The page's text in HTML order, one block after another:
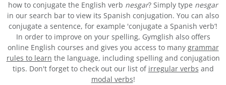
how to conjugate the English verb nesgar? Simply type nesgar
in our search bar to view its Spanish conjugation. You can also
conjugate a sentence, for example 'conjugate a Spanish verb’!
In order to improve on your spelling, Gymglish also offers
online English courses and gives you access to many grammar
rules to learn the language, including spelling and conjugation
tips. Don't forget to check out our list of irregular verbs and
modal verbs!